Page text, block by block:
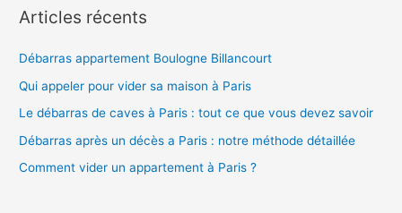
h
r
c
h
Articles récents
Débarras appartement Boulogne Billancourt
Qui appeler pour vider sa maison à Paris
Le débarras de caves à Paris : tout ce que vous devez savoir
Débarras après un décès a Paris : notre méthode détaillée
Comment vider un appartement à Paris ?